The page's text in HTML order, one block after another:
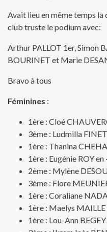
Avait lieu en même temps
club truste le podium avec:
Arthur PALLOT 1er, Simon
BOURINET et Marie
Bravo à tous
Féminines :
1ère : Cloé
3ème : Ludmilla
1ère : Thanina
1ère : Eugénie ROY
2ème : Mylène
3ème : Flore
1ère : Coraliane
1ère : Maelys
1ère : Lou-Ann